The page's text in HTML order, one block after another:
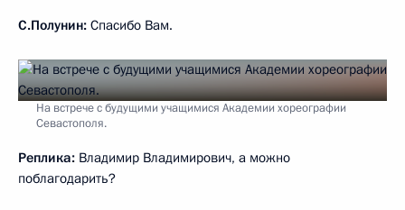
С.Полунин: Спасибо Вам.
На встрече с будущими учащимися Академии хореографии
Севастополя.
Реплика: Владимир Владимирович, а можно
поблагодарить?